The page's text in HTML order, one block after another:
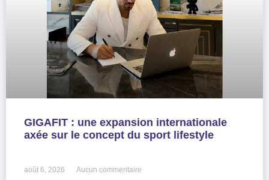
GIGAFIT : une expansion internationale
axée sur le concept du sport lifestyle
août 6, 2026 Aucun commentaire